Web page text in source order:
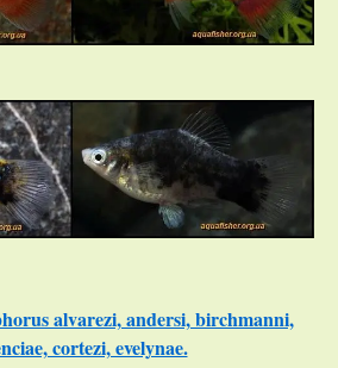
alvarezi, andersi, birchmanni,
cortezi, evelynae.